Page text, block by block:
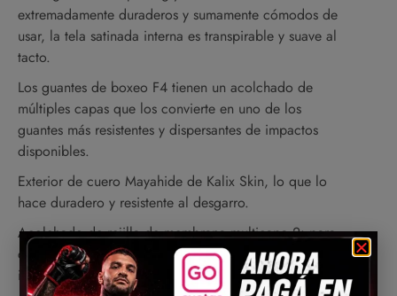
extremadamente duraderos y sumamente cómodos de
usar, la tela satinada interna es transpirable y suave al
tacto.
Los guantes de boxeo F4 tienen un acolchado de
múltiples capas que los convierte en uno de los
guantes más resistentes y dispersantes de impactos
disponibles.
Exterior de cuero Mayahide de Kalix Skin, lo que lo
hace duradero y resistente al desgarro.
Acolchado de rejilla de membrana multicapa 2: para
cinco capas de protección del puño y resistencia al
impacto.